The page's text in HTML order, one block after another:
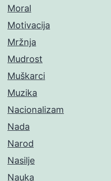
Moral
Motivacija
Mržnja
Mudrost
Muškarci
Muzika
Nacionalizam
Nada
Narod
Nasilje
Nauka